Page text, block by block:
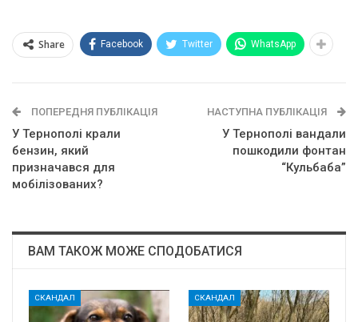
Share Facebook Twitter WhatsApp
ПОПЕРЕДНЯ ПУБЛІКАЦІЯ
У Тернополі крали
бензин, який
призначався для
мобілізованих?
НАСТУПНА ПУБЛІКАЦІЯ
У Тернополі вандали
пошкодили фонтан
“Кульбаба”
ВАМ ТАКОЖ МОЖЕ СПОДОБАТИСЯ
СКАНДАЛ СКАНДАЛ